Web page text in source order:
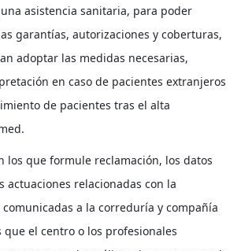
asistencia sanitaria, para poder
garantías, autorizaciones y coberturas,
adoptar las medidas necesarias,
en caso de pacientes extranjeros
de pacientes tras el alta
los que formule reclamación, los datos
actuaciones relacionadas con la
a la correduría y compañía
que el centro o los profesionales